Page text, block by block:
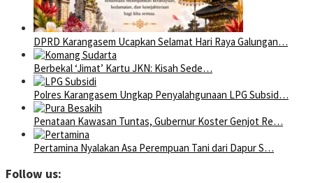
DPRD Karangasem Ucapkan Selamat Hari Raya Galungan…
Berbekal ‘Jimat’ Kartu JKN: Kisah Sede…
Polres Karangasem Ungkap Penyalahgunaan LPG Subsid…
Penataan Kawasan Tuntas, Gubernur Koster Genjot Re…
Pertamina Nyalakan Asa Perempuan Tani dari Dapur S…
Follow us: